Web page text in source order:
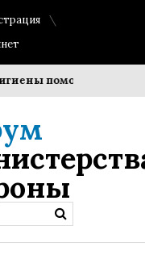
помогает